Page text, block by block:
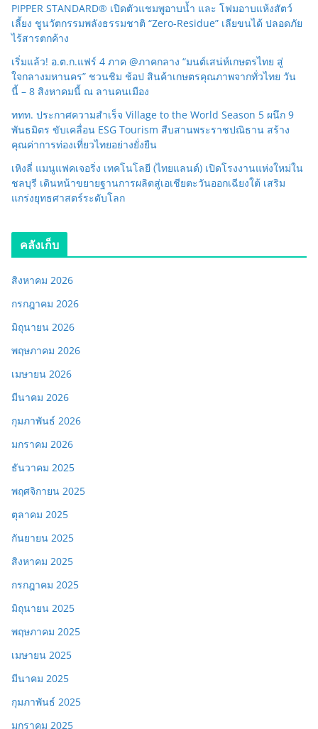
PIPPER STANDARD® เปิดตัวแชมพูอาบน้ำ และ โฟมอาบแห้งสัตว์
เลี้ยง ชูนวัตกรรมพลังธรรมชาติ “Zero-Residue” เลียขนได้ ปลอดภัย
ไร้สารตกค้าง
เริ่มแล้ว! อ.ต.ก.แฟร์ 4 ภาค @ภาคกลาง “มนต์เสน่ห์เกษตรไทย สู่
ใจกลางมหานคร” ชวนชิม ช้อป สินค้าเกษตรคุณภาพจากทั่วไทย วัน
นี้ – 8 สิงหาคมนี้ ณ ลานคนเมือง
ททท. ประกาศความสำเร็จ Village to the World Season 5 ผนึก 9
พันธมิตร ขับเคลื่อน ESG Tourism สืบสานพระราชปณิธาน สร้าง
คุณค่าการท่องเที่ยวไทยอย่างยั่งยืน
เหิงลี่ แมนูแฟคเจอริ่ง เทคโนโลยี (ไทยแลนด์) เปิดโรงงานแห่งใหม่ใน
ชลบุรี เดินหน้าขยายฐานการผลิตสู่เอเชียตะวันออกเฉียงใต้ เสริม
แกร่งยุทธศาสตร์ระดับโลก
คลังเก็บ
สิงหาคม 2026
กรกฎาคม 2026
มิถุนายน 2026
พฤษภาคม 2026
เมษายน 2026
มีนาคม 2026
กุมภาพันธ์ 2026
มกราคม 2026
ธันวาคม 2025
พฤศจิกายน 2025
ตุลาคม 2025
กันยายน 2025
สิงหาคม 2025
กรกฎาคม 2025
มิถุนายน 2025
พฤษภาคม 2025
เมษายน 2025
มีนาคม 2025
กุมภาพันธ์ 2025
มกราคม 2025